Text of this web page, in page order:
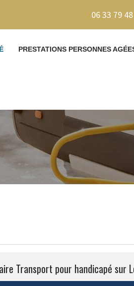
06 33 79
PRESTATIONS PERSONNES
Transport pour handicapé sur